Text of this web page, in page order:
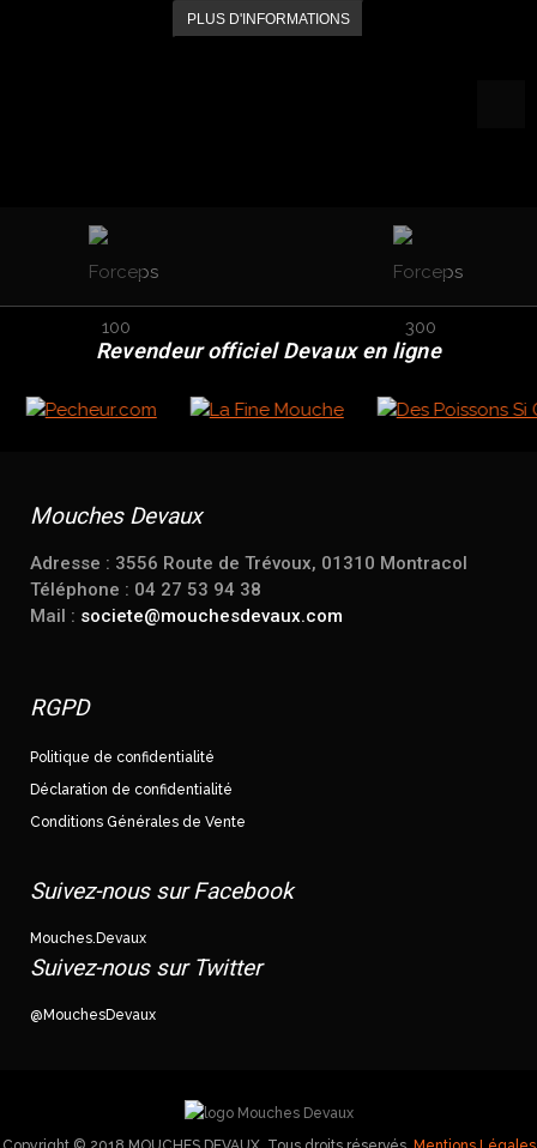
PLUS D'INFORMATIONS
Revendeur officiel Devaux en ligne
Mouches Devaux
Adresse : 3556 Route de Trévoux, 01310 Montracol
Téléphone : 04 27 53 94 38
Mail : societe@mouchesdevaux.com
RGPD
Politique de confidentialité
Déclaration de confidentialité
Conditions Générales de Vente
Suivez-nous sur Facebook
Mouches.Devaux
Suivez-nous sur Twitter
@MouchesDevaux